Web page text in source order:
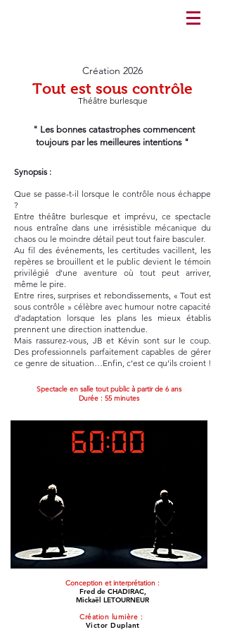
Création 2026
Tout est sous contrôle
Théâtre burlesque
" Les bonnes catastrophes commencent
toujours par les meilleures intentions "
Synopsis :
Que se passe-t-il lorsque le contrôle nous échappe
?
Entre théâtre burlesque et imprévu, ce spectacle
nous entraîne dans une irrésistible mécanique du
chaos ou le moindre détail peut tout faire basculer.
Au fil des événements, les certitudes vacillent, les
repères se brouillent et le public devient le témoin
privilégié d’une aventure où tout peut arriver,
même le pire.
Entre rires, surprises et rebondissements, « Tout est
sous contrôle » célèbre avec humour notre capacité
d’adaptation lorsque les plans les mieux établis
prennent une direction inattendue.
Mais rassurez-vous, JB et Kévin sont sur le coup.
Des professionnels parfaitement capables de gérer
ce genre de situation…Enfin, c’est ce qu’ils croient !
Spectacle en salle tout public à partir de 6 ans
Durée : 55 minutes
Conception et interprétation :
Fred de CHADIRAC,
Mickaël LETOURNEUR
Création lumière :
Victor Duplant